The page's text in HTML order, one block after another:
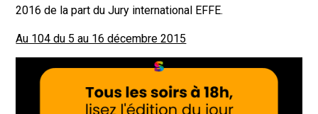
2016 de la part du Jury international EFFE.
Au 104 du 5 au 16 décembre 2015